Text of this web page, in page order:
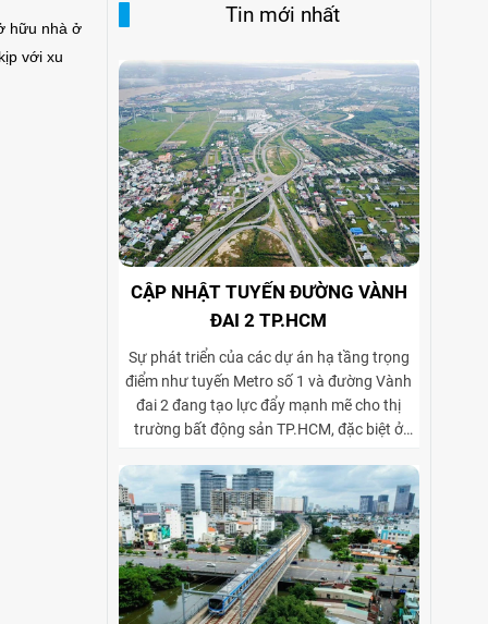
hữu nhà ở
với xu
Tin mới nhất
CẬP NHẬT TUYẾN ĐƯỜNG VÀNH
ĐAI 2 TP.HCM
Sự phát triển của các dự án hạ tầng trọng
điểm như tuyến Metro số 1 và đường Vành
đai 2 đang tạo lực đẩy mạnh mẽ cho thị
trường bất động sản TP.HCM, đặc biệt ở
phòng. Vành đai 2 hoàn thiện mạng lưới
giao thông liên vùng, rút ngắn thời gian di
chuyển từ ngoại thành vào trung tâm, mở
rộng không gian phát triển cho các khu đô
thị mới, khu biệt thự cao cấp và cụm văn
phòng ở những vị trí chiến lược. Sự kết hợp
giữa tiện ích di chuyển và hạ tầng đồng bộ